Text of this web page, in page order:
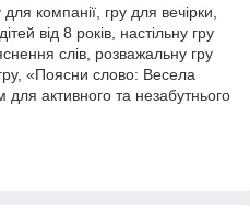
компанії, гру для вечірки,
від 8 років, настільну гру
слів, розважальну гру
«Поясни слово: Весела
для активного та незабутнього